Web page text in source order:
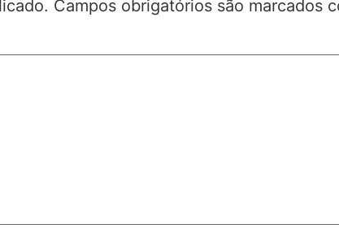
Campos obrigatórios são marcados